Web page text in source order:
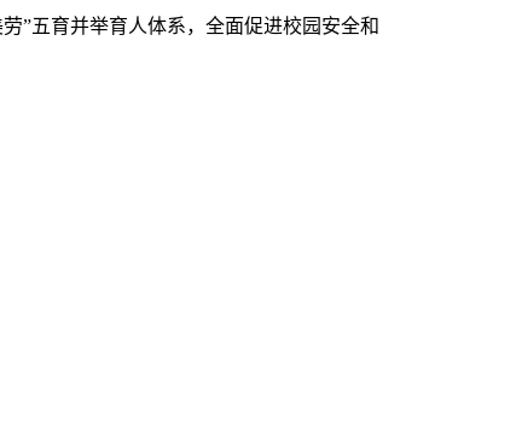
”五育并举育人体系，全面促进校园安全和